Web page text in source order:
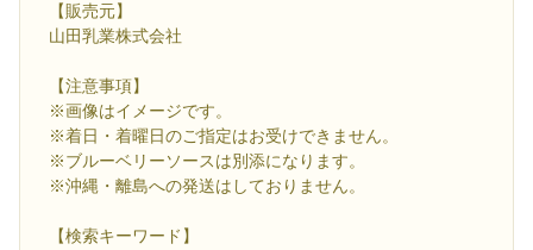
【販売元】
山田乳業株式会社
【注意事項】
※画像はイメージです。
※着日・着曜日のご指定はお受けできません。
※ブルーベリーソースは別添になります。
※沖縄・離島への発送はしておりません。
【検索キーワード】